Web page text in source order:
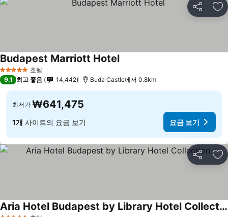
공유 즐
5 성급 호텔
Budapest Marriott Hotel
9.1 최고 좋음 14,442 Buda Castle에서 0.8km
최저가 ₩641,475
1개 사이트의 요금 보기 요금 보기
공유 즐
Aria Hotel Budapest by Library Hotel Collection